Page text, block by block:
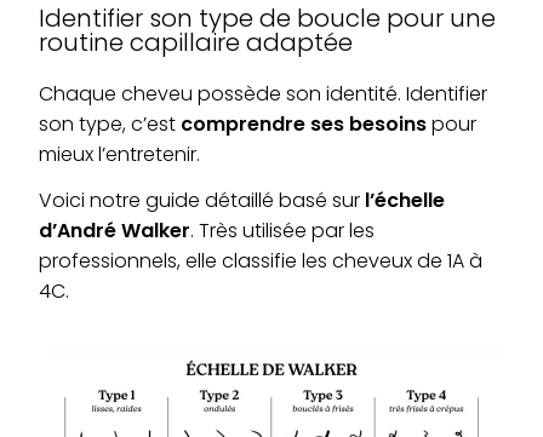
Identifier son type de boucle pour une
routine capillaire adaptée
Chaque cheveu possède son identité. Identifier
son type, c’est comprendre ses besoinspour
mieux l’entretenir.
Voici notre guide détaillé basé sur l’échelle
d’André Walker. Très utilisée par les
professionnels, elle classifie les cheveux de 1A à
4C.